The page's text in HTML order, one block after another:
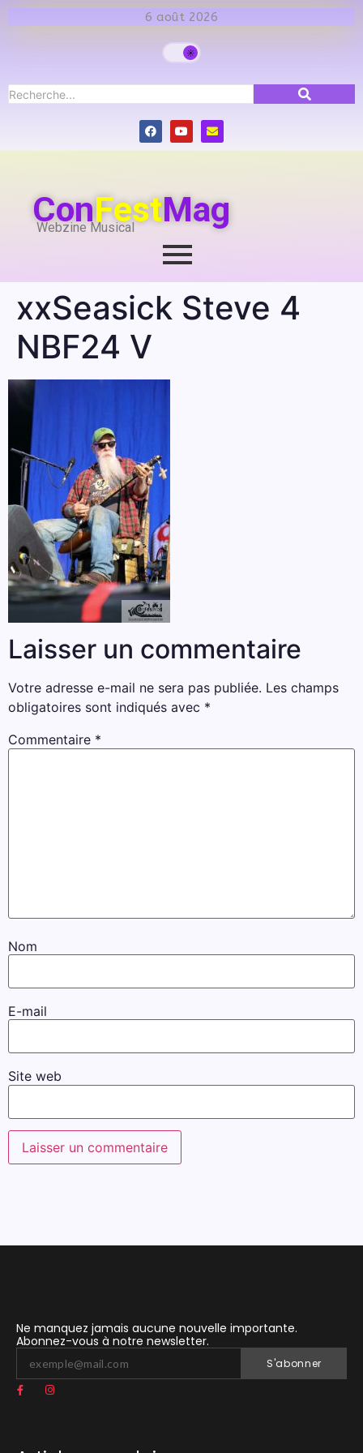
6 août 2026
ConFestMag
Webzine Musical
xxSeasick Steve 4
NBF24 V
Laisser un commentaire
Votre adresse e-mail ne sera pas publiée. Les champs
obligatoires sont indiqués avec *
Commentaire *
Nom
E-mail
Site web
Ne manquez jamais aucune nouvelle importante.
Abonnez-vous à notre newsletter.
S'abonner